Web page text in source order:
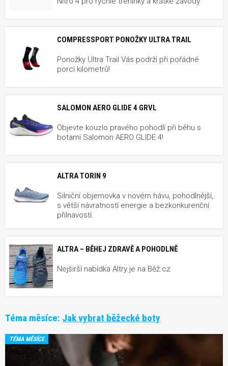
COMPRESSPORT PONOŽKY ULTRA TRAIL
Ponožky Ultra Trail Vás podrží při pořádné
porci kilometrů!
SALOMON AERO GLIDE 4 GRVL
Objevte kouzlo pravého pohodlí při běhu s
botami Salomon AERO GLIDE 4!
ALTRA TORIN 9
Silniční objemovka v novém hávu, pohodlnější,
s větší návratností energie a bezkonkurenční
přilnavostí.
ALTRA – BĚHEJ ZDRAVĚ A POHODLNĚ
Nejširší nabídka Altry je na Běž.cz
Téma měsíce: Jak vybrat běžecké boty
TÉMA MĚSÍCE